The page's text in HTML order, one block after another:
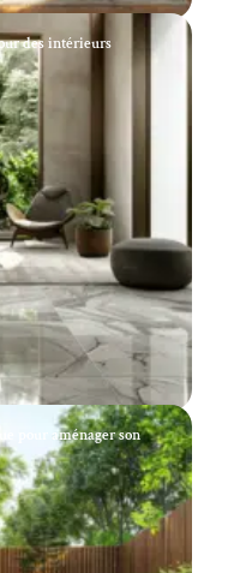
des intérieurs
pour aménager son